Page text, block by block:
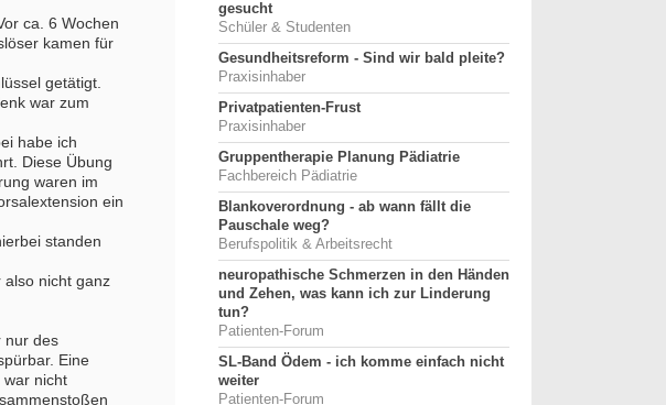
ca. 6 Wochen
kamen für
getätigt.
war zum
habe ich
Diese Übung
waren im
ein
standen
also nicht ganz
nur des
Eine
war nicht
gesucht
Schüler & Studenten
Gesundheitsreform - Sind wir bald pleite?
Praxisinhaber
Privatpatienten-Frust
Praxisinhaber
Gruppentherapie Planung Pädiatrie
Fachbereich Pädiatrie
Blankoverordnung - ab wann fällt die
Pauschale weg?
Berufspolitik & Arbeitsrecht
neuropathische Schmerzen in den Händen
und Zehen, was kann ich zur Linderung
tun?
Patienten-Forum
SL-Band Ödem - ich komme einfach nicht
weiter
Patienten-Forum